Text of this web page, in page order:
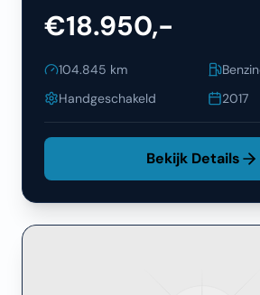
€18.950,-
104.845 km
Handgeschakeld
2017
Bekijk Details